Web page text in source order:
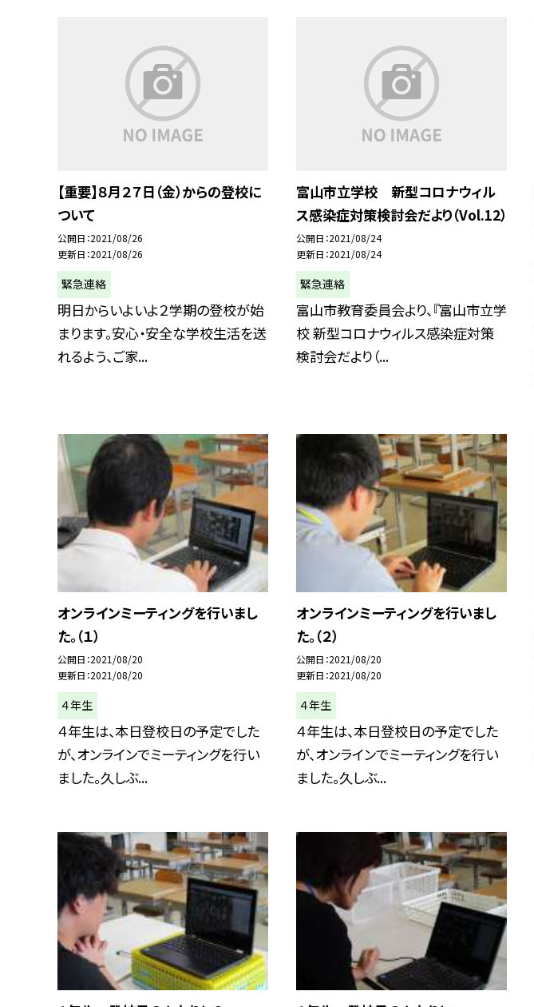
【重要】８月２７日（金）からの登校に
ついて
公開日 2021/08/26
更新日 2021/08/26
緊急連絡
明日からいよいよ２学期の登校が始
まります。安心・安全な学校生活を送
れるよう、ご家...
富山市立学校 新型コロナウィル
ス感染症対策検討会だより（Vol.12）
公開日 2021/08/24
更新日 2021/08/24
緊急連絡
富山市教育委員会より、『富山市立学
校 新型コロナウィルス感染症対策
検討会だより（...
オンラインミーティングを行いまし
た。（１）
公開日 2021/08/20
更新日 2021/08/20
４年生
４年生は、本日登校日の予定でした
が、オンラインでミーティングを行い
ました。久しぶ...
オンラインミーティングを行いまし
た。（２）
公開日 2021/08/20
更新日 2021/08/20
４年生
４年生は、本日登校日の予定でした
が、オンラインでミーティングを行い
ました。久しぶ...